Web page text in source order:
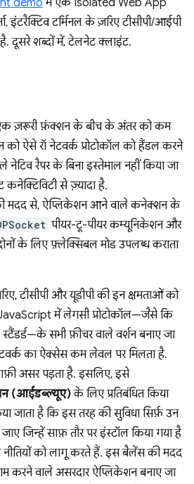
इंटरैक्टिव टर्मिनल के ज़रिए टीसीपी/आईपी
दूसरे शब्दों में, टेलनेट क्लाइंट.
ज़रूरी फ़ंक्शन के बीच के अंतर को कम
ऐसे रॉ नेटवर्क प्रोटोकॉल को हैंडल करने
नेटिव रैपर के बिना इस्तेमाल नहीं किया जा
से ज़्यादा है.
मदद से, ऐप्लिकेशन आने वाले कनेक्शन के
पीयर-टू-पीयर कम्यूनिकेशन और
के लिए फ़्लेक्सिबल मोड उपलब्ध कराता
टीसीपी और यूडीपी की इन क्षमताओं को
में लेगसी प्रोटोकॉल—जैसे कि
सभी फ़ीचर वाले वर्शन बनाए जा
का ऐक्सेस कम लेवल पर मिलता है.
असर पड़ता है. इसलिए, इसे
(आईडब्ल्यूए)के लिए प्रतिबंधित किया
जाता है कि इस तरह की सुविधा सिर्फ़ उन
जिन्हें साफ़ तौर पर इंस्टॉल किया गया है
को लागू करते हैं. इस बैलेंस की मदद
करने वाले असरदार ऐप्लिकेशन बनाए जा